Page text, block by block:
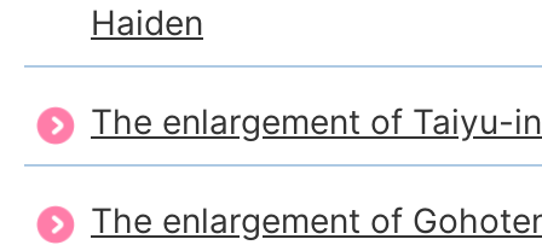
Haiden
The enlargement of Taiyu-
The enlargement of